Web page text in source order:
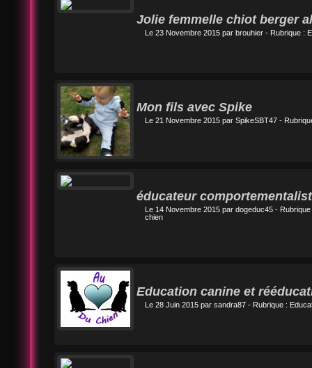
Jolie femmelle chiot berger
Le 23 Novembre 2015 par brouhier - Rubrique :
Mon fils avec Spike
Le 21 Novembre 2015 par SpikeSBT47 -
éducateur
Le 14 Novembre 2015 par dogeduc45 -
chien
Education canine et
Le 28 Juin 2015 par sandra87 - Rubrique :